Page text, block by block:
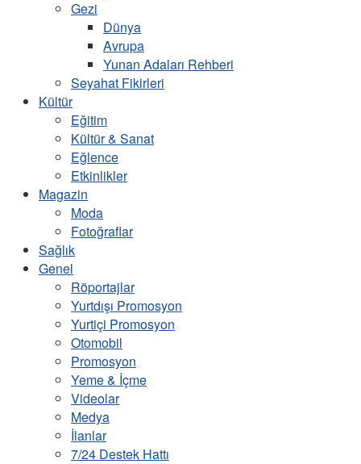
Gezi
Dünya
Avrupa
Yunan Adaları Rehberi
Seyahat Fikirleri
Kültür
Eğitim
Kültür & Sanat
Eğlence
Etkinlikler
Magazin
Moda
Fotoğraflar
Sağlık
Genel
Röportajlar
Yurtdışı Promosyon
Yurtiçi Promosyon
Otomobil
Promosyon
Yeme & İçme
Videolar
Medya
İlanlar
7/24 Destek Hattı